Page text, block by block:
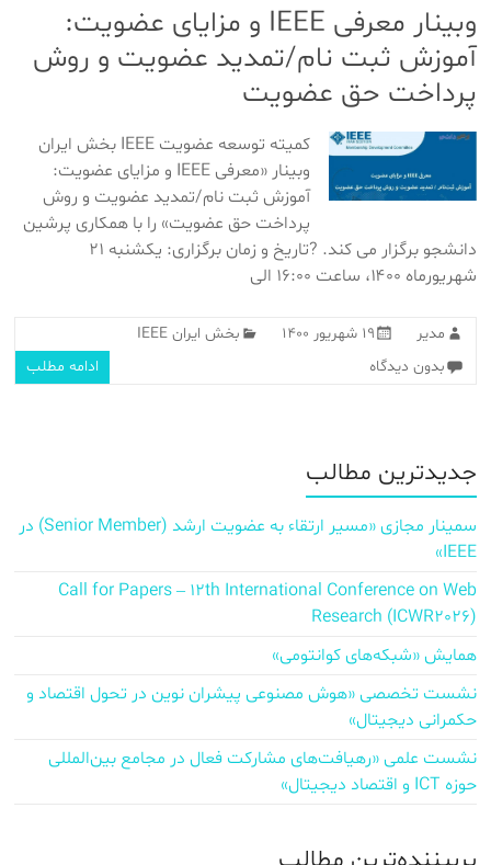
وبینار معرفی IEEE و مزایای عضویت:
آموزش ثبت نام/تمدید عضویت و روش
پرداخت حق عضویت
کمیته توسعه عضویت IEEE بخش ایران
وبینار «معرفی IEEE و مزایای عضویت:
آموزش ثبت نام/تمدید عضویت و روش
پرداخت حق عضویت» را با همکاری پرشین
دانشجو برگزار می کند. ?تاریخ و زمان برگزاری: یکشنبه ۲۱
شهریورماه ۱۴۰۰، ساعت ۱۶:۰۰ الی
مدیر ۱۹ شهریور ۱۴۰۰
بخش ایران IEEE
بدون دیدگاه
ادامه مطلب
جدیدترین مطالب
سمینار مجازی «مسیر ارتقاء به عضویت ارشد (Senior Member) در
IEEE»
Call for Papers – 12th International Conference on Web
Research (ICWR2026)
همایش «شبکه‌های کوانتومی»
نشست تخصصی «هوش مصنوعی پیشران نوین در تحول اقتصاد و
حکمرانی دیجیتال»
نشست علمی «رهیافت‌های مشارکت فعال در مجامع بین‌المللی
حوزه ICT و اقتصاد دیجیتال»